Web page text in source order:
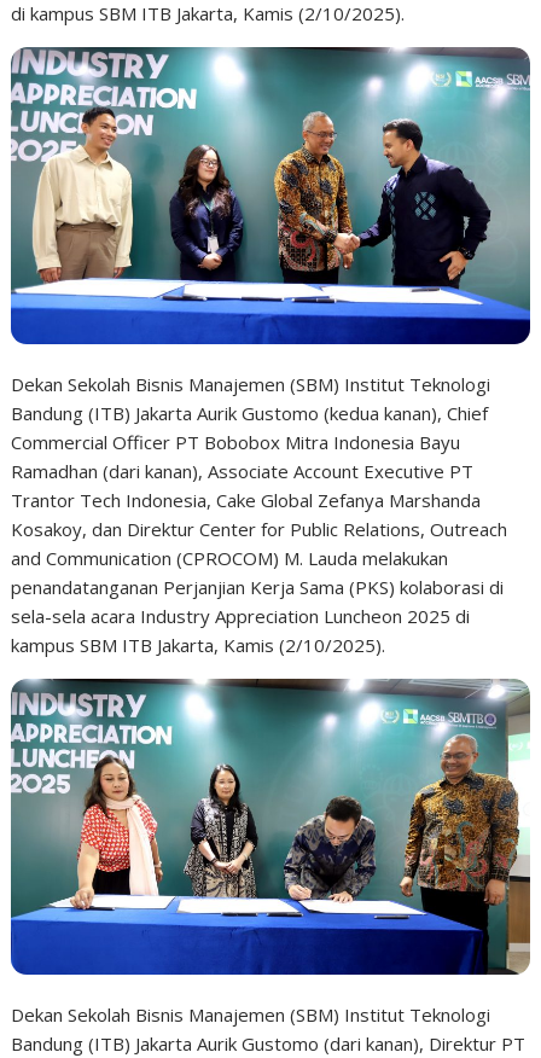
di kampus SBM ITB Jakarta, Kamis (2/10/2025).
Dekan Sekolah Bisnis Manajemen (SBM) Institut Teknologi
Bandung (ITB) Jakarta Aurik Gustomo (kedua kanan), Chief
Commercial Officer PT Bobobox Mitra Indonesia Bayu
Ramadhan (dari kanan), Associate Account Executive PT
Trantor Tech Indonesia, Cake Global Zefanya Marshanda
Kosakoy, dan Direktur Center for Public Relations, Outreach
and Communication (CPROCOM) M. Lauda melakukan
penandatanganan Perjanjian Kerja Sama (PKS) kolaborasi di
sela-sela acara Industry Appreciation Luncheon 2025 di
kampus SBM ITB Jakarta, Kamis (2/10/2025).
Dekan Sekolah Bisnis Manajemen (SBM) Institut Teknologi
Bandung (ITB) Jakarta Aurik Gustomo (dari kanan), Direktur PT